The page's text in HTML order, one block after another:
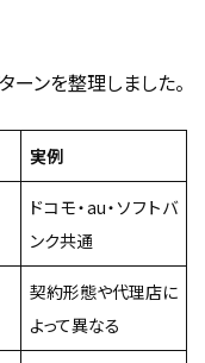
ンを整理しました。
実例
ドコモ・au・ソフトバ
ンク共通
契約形態や代理店に
よって異なる